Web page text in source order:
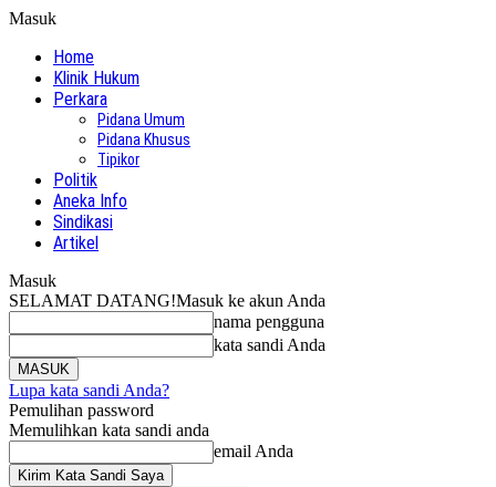
Masuk
Home
Klinik Hukum
Perkara
Pidana Umum
Pidana Khusus
Tipikor
Politik
Aneka Info
Sindikasi
Artikel
Masuk
SELAMAT DATANG!Masuk ke akun Anda
nama pengguna
kata sandi Anda
Lupa kata sandi Anda?
Pemulihan password
Memulihkan kata sandi anda
email Anda